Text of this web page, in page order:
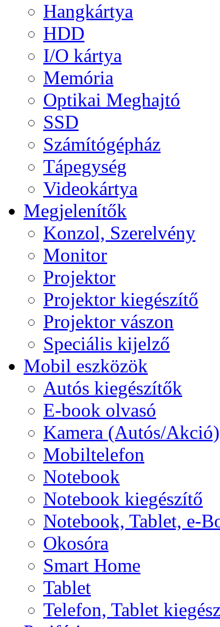
Hangkártya
HDD
I/O kártya
Memória
Optikai Meghajtó
SSD
Számítógépház
Tápegység
Videokártya
Megjelenítők
Konzol, Szerelvény
Monitor
Projektor
Projektor kiegészítő
Projektor vászon
Speciális kijelző
Mobil eszközök
Autós kiegészítők
E-book olvasó
Kamera (Autós/Akció)
Mobiltelefon
Notebook
Notebook kiegészítő
Notebook, Tablet, e-
Okosóra
Smart Home
Tablet
Telefon, Tablet